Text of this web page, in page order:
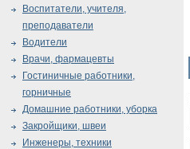
Воспитатели, учителя,
преподаватели
Водители
Врачи, фармацевты
Гостиничные работники,
горничные
Домашние работники, уборка
Закройщики, швеи
Инженеры, техники